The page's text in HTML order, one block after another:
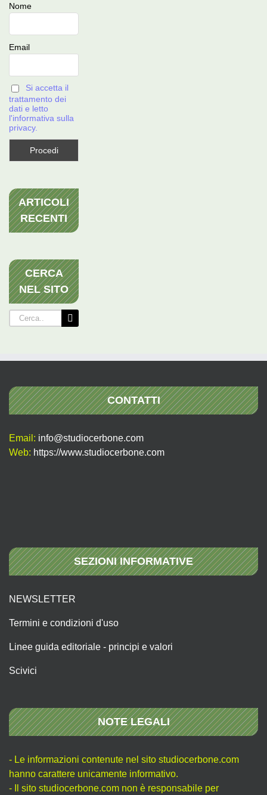
Nome
Email
Si accetta il
trattamento dei
dati e letto
l'informativa sulla
privacy.
ARTICOLI
RECENTI
CERCA
NEL SITO
Cerca
per:
CONTATTI
Email: info@studiocerbone.com
Web: https://www.studiocerbone.com
SEZIONI INFORMATIVE
NEWSLETTER
Termini e condizioni d'uso
Linee guida editoriale - principi e valori
Scivici
NOTE LEGALI
- Le informazioni contenute nel sito studiocerbone.com
hanno carattere unicamente informativo.
- Il sito studiocerbone.com non è responsabile per